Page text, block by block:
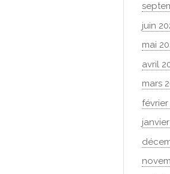
juin
mai
avril
mars
février